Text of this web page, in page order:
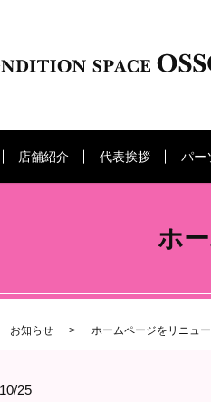
店舗紹介 代表挨拶 パー
ホ
お知らせ ホームページをリニュー
25